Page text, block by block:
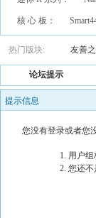
核 心 板：
热门版块: 友善
论坛提示
提示信息
您没有登录或者您
用户
您还不